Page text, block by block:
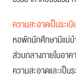
ความสะอาดเป็นระเ
หอพักนักศึกษามีแม่
ส่วนกลางภายในอา
ความสะอาดและเป็